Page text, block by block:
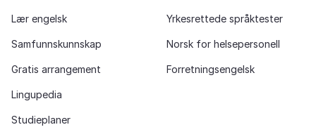
Lær engelsk
Samfunnskunnskap
Gratis arrangement
Lingupedia
Studieplaner
Yrkesrettede språktester
Norsk for helsepersonell
Forretningsengelsk